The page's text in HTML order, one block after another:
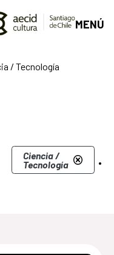
MENÚ
/ Tecnología
de
Ciencia /
Tecnología .